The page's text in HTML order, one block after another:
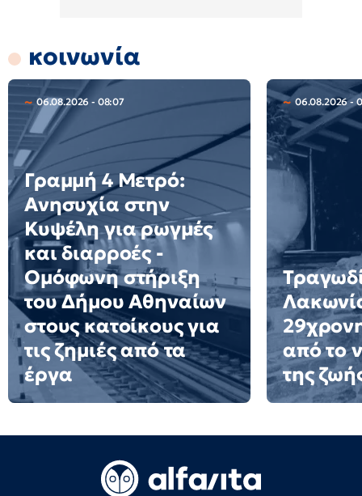
κοινωνία
06.08.2026 - 08:07
Γραμμή 4 Μετρό:
Ανησυχία στην
Κυψέλη για ρωγμές
και διαρροές -
Ομόφωνη στήριξη
του Δήμου Αθηναίων
στους κατοίκους για
τις ζημιές από τα
έργα
06.08.2026 -
από το
της